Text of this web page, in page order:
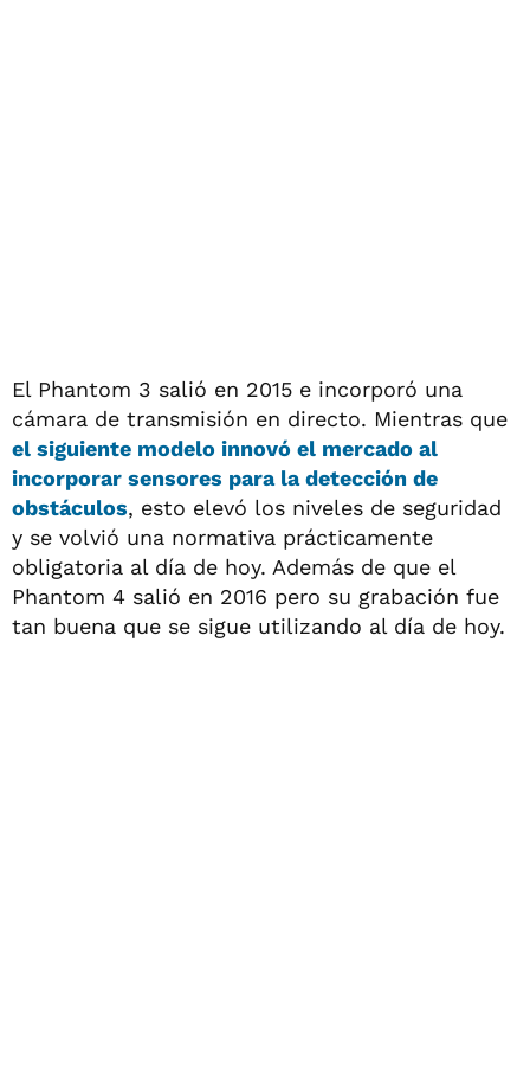
El Phantom 3 salió en 2015 e incorporó una
cámara de transmisión en directo. Mientras que
el siguiente modelo innovó el mercado al
incorporar sensores para la detección de
obstáculos, esto elevó los niveles de seguridad
y se volvió una normativa prácticamente
obligatoria al día de hoy. Además de que el
Phantom 4 salió en 2016 pero su grabación fue
tan buena que se sigue utilizando al día de hoy.